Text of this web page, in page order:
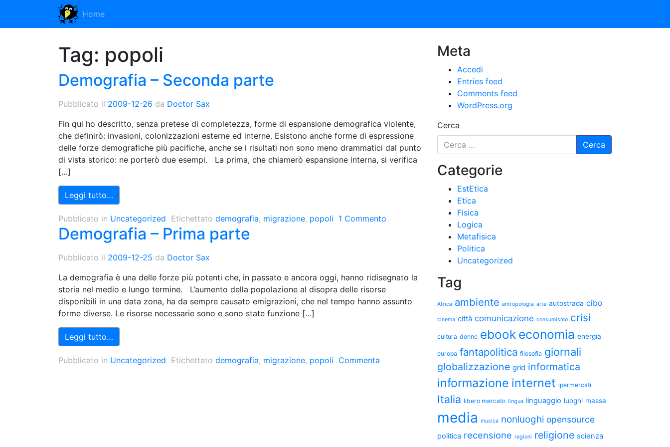
Home
Tag: popoli
Demografia – Seconda parte
Pubblicato il 2009-12-26 da Doctor Sax
Fin qui ho descritto, senza pretese di completezza, forme di espansione demografica violente,
che definirò: invasioni, colonizzazioni esterne ed interne. Esistono anche forme di espressione
delle forze demografiche più pacifiche, anche se i risultati non sono meno drammatici dal punto
di vista storico: ne porterò due esempi. La prima, che chiamerò espansione interna, si verifica
[…]
Leggi tutto…
Pubblicato in Uncategorized Etichettato demografia, migrazione, popoli 1 Commento
Demografia – Prima parte
Pubblicato il 2009-12-25 da Doctor Sax
La demografia è una delle forze più potenti che, in passato e ancora oggi, hanno ridisegnato la
storia nel medio e lungo termine. L’aumento della popolazione al disopra delle risorse
disponibili in una data zona, ha da sempre causato emigrazioni, che nel tempo hanno assunto
forme diverse. Le risorse necessarie sono e sono state funzione […]
Leggi tutto…
Pubblicato in Uncategorized Etichettato demografia, migrazione, popoli Commenta
Meta
Accedi
Entries feed
Comments feed
WordPress.org
Cerca
Categorie
EstEtica
Etica
Fisica
Logica
Metafisica
Politica
Uncategorized
Tag
Africa ambiente antropologia arte autostrada cibo
cinema città comunicazione consumismo crisi
cultura donne ebook economia energia
europa fantapolitica filosofia giornali
globalizzazione grid informatica
informazione internet ipermercati
Italia libero mercato lingua linguaggio luoghi massa
media musica nonluoghi opensource
politica recensione regioni religione scienza